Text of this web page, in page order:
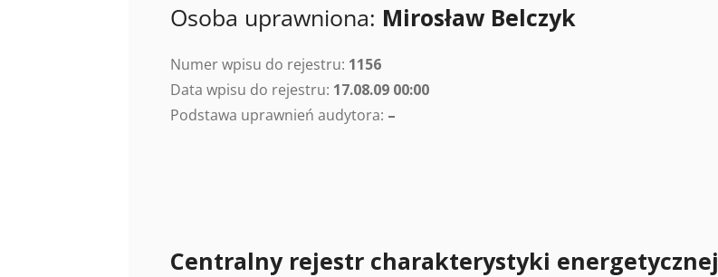
Osoba uprawniona: Mirosław Belczyk
Numer wpisu do rejestru: 1156
Data wpisu do rejestru: 17.08.09 00:00
Podstawa uprawnień audytora: –
Centralny rejestr charakterystyki energetycznej